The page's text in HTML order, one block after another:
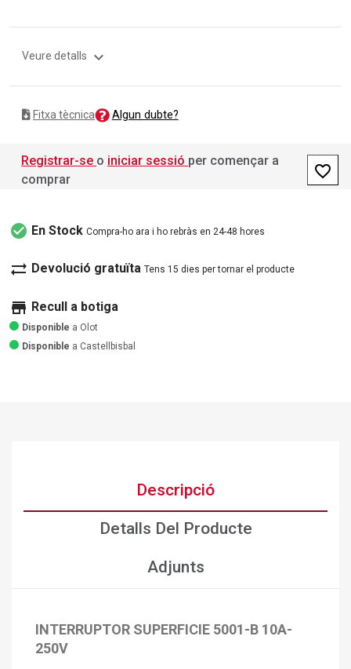
Crear una llista de desitjos
Connectar-se
Veure detalls expand_more
Fitxa tècnica Algun dubte?
Registrar-se o iniciar sessió per començar a
comprar
favorite_border
check_circle En Stock Compra-ho ara i ho rebràs en 24-48 hores
sync_alt Devolució gratuïta Tens 15 dies per tornar el producte
store Recull a botiga
Disponible a Olot
Disponible a Castellbisbal
Descripció
Detalls Del Producte
Adjunts
INTERRUPTOR SUPERFICIE 5001-B 10A-
250V